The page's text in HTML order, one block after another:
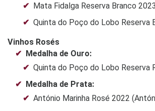
Mata Fidalga Reserva Branco
Quinta do Poço do Lobo Reserva
Vinhos Rosés
Medalha de Ouro:
Quinta do Poço do Lobo Reserva
Medalha de Prata:
António Marinha Rosé 2022